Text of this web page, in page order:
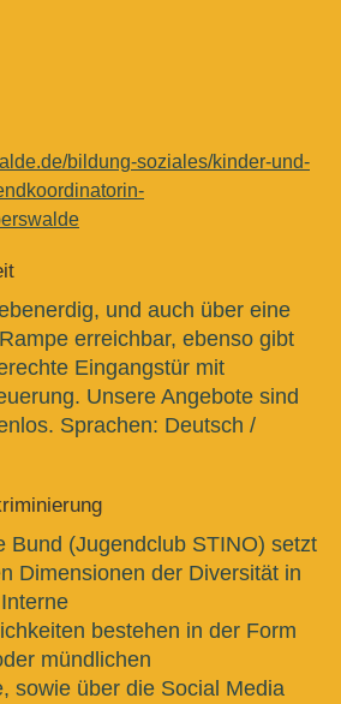
bildung-soziales/kinder-und-
und auch über eine
erreichbar, ebenso gibt
Eingangstür mit
Unsere Angebote sind
Sprachen: Deutsch /
Bund (Jugendclub STINO) setzt
Dimensionen der Diversität in
bestehen in der Form
mündlichen
sowie über die Social Media